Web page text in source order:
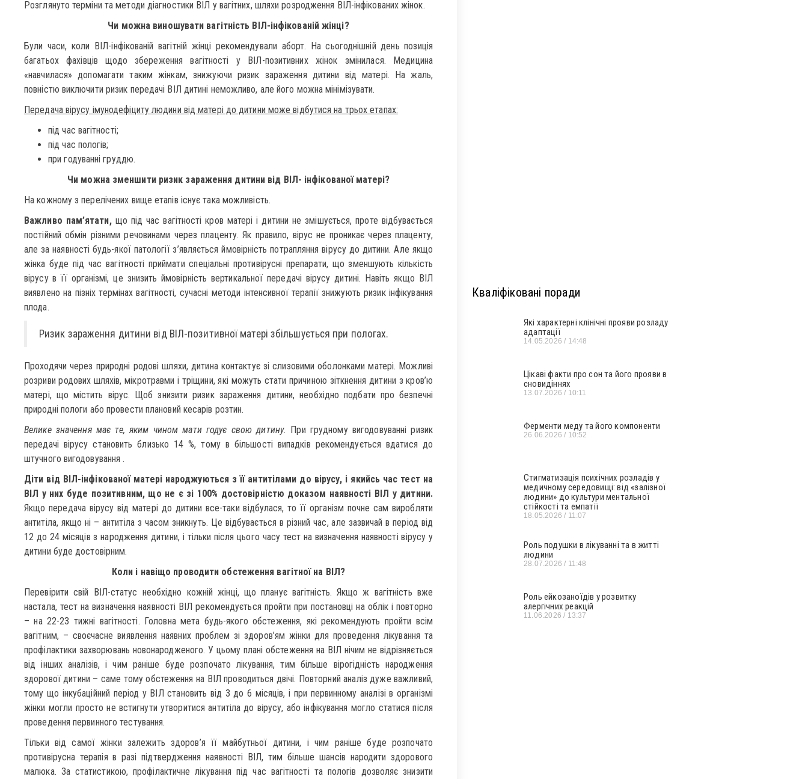
Розглянуто терміни та методи діагностики ВІЛ у вагітних, шляхи розродження ВІЛ-інфікованих жінок.
Чи можна виношувати вагітність ВІЛ-інфікованій жінці?
Були часи, коли ВІЛ-інфікованій вагітній жінці рекомендували аборт. На сьогоднішній день позиція
багатьох фахівців щодо збереження вагітності у ВІЛ-позитивних жінок змінилася. Медицина
«навчилася» допомагати таким жінкам, знижуючи ризик зараження дитини від матері. На жаль,
повністю виключити ризик передачі ВІЛ дитині неможливо, але його можна мінімізувати.
Передача вірусу імунодефіциту людини від матері до дитини може відбутися на трьох етапах:
під час вагітності;
під час пологів;
при годуванні груддю.
Чи можна зменшити ризик зараження дитини від ВІЛ- інфікованої матері?
На кожному з перелічених вище етапів існує така можливість.
Важливо пам’ятати,що під час вагітності кров матері і дитини не змішується, проте відбувається
постійний обмін різними речовинами через плаценту. Як правило, вірус не проникає через плаценту,
але за наявності будь-якої патології з’являється ймовірність потрапляння вірусу до дитини. Але якщо
жінка буде під час вагітності приймати спеціальні противірусні препарати, що зменшують кількість
вірусу в її організмі, це знизить ймовірність вертикальної передачі вірусу дитині. Навіть якщо ВІЛ
виявлено на пізніх термінах вагітності, сучасні методи інтенсивної терапії знижують ризик інфікування
плода.
Ризик зараження дитини від ВІЛ-позитивної матері збільшується при пологах.
Проходячи через природні родові шляхи, дитина контактує зі слизовими оболонками матері. Можливі
розриви родових шляхів, мікротравми і тріщини, які можуть стати причиною зіткнення дитини з кров’ю
матері, що містить вірус. Щоб знизити ризик зараження дитини, необхідно подбати про безпечні
природні пологи або провести плановий кесарів розтин.
Велике значення має те, яким чином мати годує свою дитину. При грудному вигодовуванні ризик
передачі вірусу становить близько 14 %, тому в більшості випадків рекомендується вдатися до
штучного вигодовування .
Діти від ВІЛ-інфікованої матері народжуються з її антитілами до вірусу, і якийсь час тест на
ВІЛ у них буде позитивним, що не є зі 100% достовірністю доказом наявності ВІЛ у дитини.
Якщо передача вірусу від матері до дитини все-таки відбулася, то її організм почне сам виробляти
антитіла, якщо ні – антитіла з часом зникнуть. Це відбувається в різний час, але зазвичай в період від
12 до 24 місяців з народження дитини, і тільки після цього часу тест на визначення наявності вірусу у
дитини буде достовірним.
Коли і навіщо проводити обстеження вагітної на ВІЛ?
Перевірити свій ВІЛ-статус необхідно кожній жінці, що планує вагітність. Якщо ж вагітність вже
настала, тест на визначення наявності ВІЛ рекомендується пройти при постановці на облік і повторно
– на 22-23 тижні вагітності. Головна мета будь-якого обстеження, які рекомендують пройти всім
вагітним, – своєчасне виявлення наявних проблем зі здоров’ям жінки для проведення лікування та
профілактики захворювань новонародженого. У цьому плані обстеження на ВІЛ нічим не відрізняється
від інших аналізів, і чим раніше буде розпочато лікування, тим більше вірогідність народження
здорової дитини – саме тому обстеження на ВІЛ проводиться двічі. Повторний аналіз дуже важливий,
тому що інкубаційний період у ВІЛ становить від 3 до 6 місяців, і при первинному аналізі в організмі
жінки могли просто не встигнути утворитися антитіла до вірусу, або інфікування могло статися після
проведення первинного тестування.
Тільки від самої жінки залежить здоров’я її майбутньої дитини, і чим раніше буде розпочато
противірусна терапія в разі підтвердження наявності ВІЛ, тим більше шансів народити здорового
малюка. За статистикою, профілактичне лікування під час вагітності та пологів дозволяє знизити
Кваліфіковані поради
Які характерні клінічні прояви розладу
адаптації
14.05.2026 14:48
Цікаві факти про сон та його прояви в
сновидіннях
13.07.2026 10:11
Ферменти меду та його компоненти
26.06.2026 10:52
Стигматизація психічних розладів у
медичному середовищі: від «залізної
людини» до культури ментальної
стійкості та емпатії
18.05.2026 11:07
Роль подушки в лікуванні та в житті
людини
28.07.2026 11:48
Роль ейкозаноїдів у розвитку
алергічних реакцій
11.06.2026 13:37